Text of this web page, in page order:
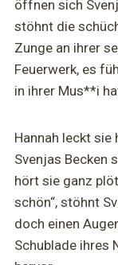
öffnen sich
stöhnt die
Zunge an ihrer
Feuerwerk, es
in ihrer Mus**i
Hannah leckt
Svenjas Becken
hört sie ganz
schön“, stöhnt
doch einen
Schublade ihres